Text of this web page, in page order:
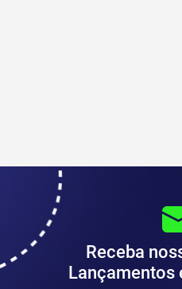
Receba
Lançamentos